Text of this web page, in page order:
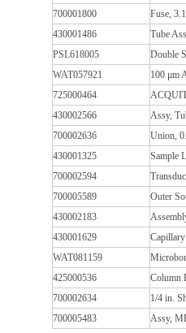
700001800
Fuse,
430001486
Tube
PSL618005
Double
WAT057921
100 μm
725000464
430002566
Assy,
700002636
Union,
430001325
Sample
700002594
700005589
Outer
430002183
430001629
WAT081159
425000536
Column
700002634
1/4 in.
700005483
Assy,